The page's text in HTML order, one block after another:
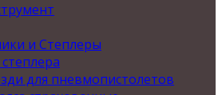
и Степлеры
для пневмопистолетов